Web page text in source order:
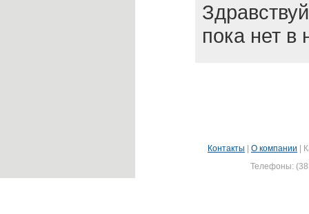
пока нет в
Контакты О компании
Телефоны: